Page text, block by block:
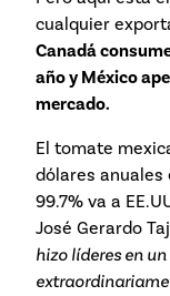
cualquier
Canadá
año y México
mercado.
El tomate
dólares anuales
99.7% va a
José Gerardo
hizo líderes en